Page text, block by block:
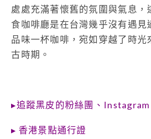
處處充滿著懷舊的氛圍與氣息，
食咖啡廳是在台灣幾乎沒有遇見
品味一杯咖啡，宛如穿越了時光
古時期。
▸追蹤黑皮的粉絲團 、 Instagram
▸ 香港景點通行證